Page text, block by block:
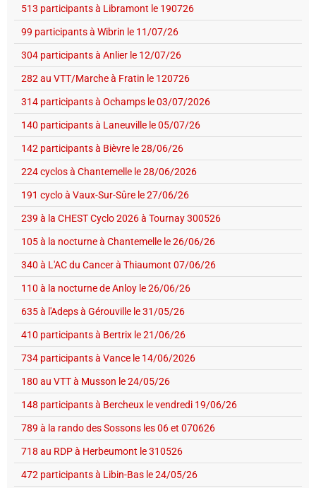
513 participants à Libramont le 190726
99 participants à Wibrin le 11/07/26
304 participants à Anlier le 12/07/26
282 au VTT/Marche à Fratin le 120726
314 participants à Ochamps le 03/07/2026
140 participants à Laneuville le 05/07/26
142 participants à Bièvre le 28/06/26
224 cyclos à Chantemelle le 28/06/2026
191 cyclo à Vaux-Sur-Sûre le 27/06/26
239 à la CHEST Cyclo 2026 à Tournay 300526
105 à la nocturne à Chantemelle le 26/06/26
340 à L'AC du Cancer à Thiaumont 07/06/26
110 à la nocturne de Anloy le 26/06/26
635 à l'Adeps à Gérouville le 31/05/26
410 participants à Bertrix le 21/06/26
734 participants à Vance le 14/06/2026
180 au VTT à Musson le 24/05/26
148 participants à Bercheux le vendredi 19/06/26
789 à la rando des Sossons les 06 et 070626
718 au RDP à Herbeumont le 310526
472 participants à Libin-Bas le 24/05/26